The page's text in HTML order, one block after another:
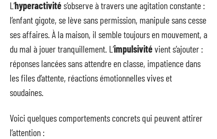
L’hyperactivités’observe à travers une agitation constante :
l’enfant gigote, se lève sans permission, manipule sans cesse
ses affaires. À la maison, il semble toujours en mouvement, a
du mal à jouer tranquillement. L’impulsivitévient s’ajouter :
réponses lancées sans attendre en classe, impatience dans
les files d’attente, réactions émotionnelles vives et
soudaines.
Voici quelques comportements concrets qui peuvent attirer
l’attention :